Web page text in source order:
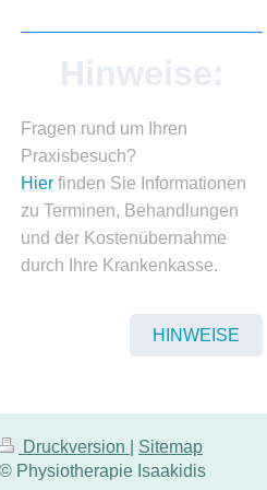
Hinweise:
Fragen rund um Ihren
Praxisbesuch?
Hier finden Sie Informationen
zu Terminen, Behandlungen
und der Kostenübernahme
durch Ihre Krankenkasse.
HINWEISE
Druckversion
Sitemap
© Physiotherapie Isaakidis